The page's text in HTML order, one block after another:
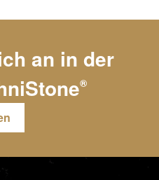
an in der
®